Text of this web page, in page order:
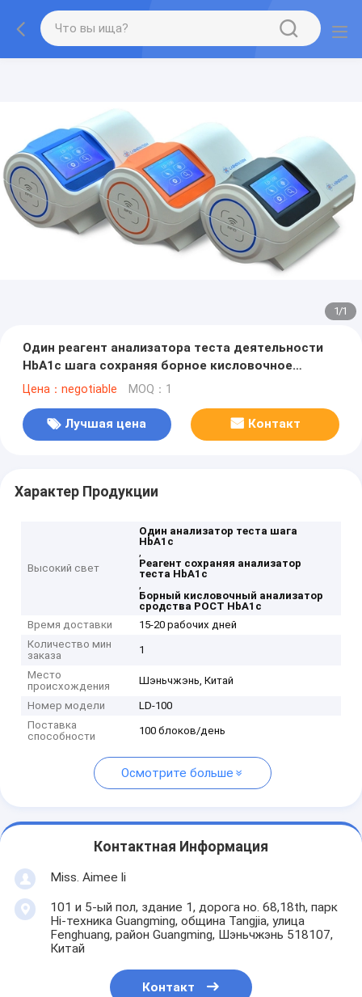
1/1
Один реагент анализатора теста деятельности
HbA1c шага сохраняя борное кисловочное
сродство
Цена：negotiable MOQ：1
Лучшая цена Контакт
Характер Продукции
Высокий свет
Один анализатор теста шага
HbA1c
,
Реагент сохраняя анализатор
теста HbA1c
,
Борный кисловочный анализатор
сродства POCT HbA1c
Время доставки
15-20 рабочих дней
Количество мин
заказа
1
Место
происхождения
Шэньчжэнь, Китай
Номер модели
LD-100
Поставка
способности
100 блоков/день
Осмотрите больше
Контактная Информация
Miss. Aimee li
101 и 5-ый пол, здание 1, дорога но. 68,18th, парк
Hi-техника Guangming, община Tangjia, улица
Fenghuang, район Guangming, Шэньчжэнь 518107,
Китай
Контакт